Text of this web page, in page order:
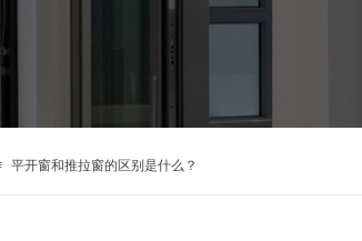
平开窗和推拉窗的区别是什么？